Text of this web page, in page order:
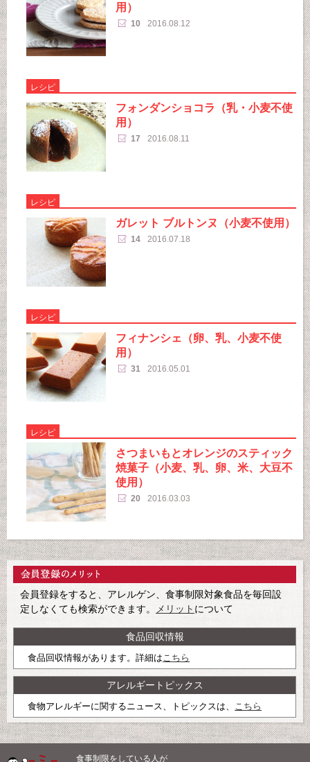
用）
10 2016.08.12
レシピ
フォンダンショコラ（乳・小麦不使
用）
17 2016.08.11
レシピ
ガレット ブルトンヌ（小麦不使用）
14 2016.07.18
レシピ
フィナンシェ（卵、乳、小麦不使
用）
31 2016.05.01
レシピ
さつまいもとオレンジのスティック
焼菓子（小麦、乳、卵、米、大豆不
使用）
20 2016.03.03
会員登録をすると、アレルゲン、食事制限対象食品を毎回設
定しなくても検索ができます。
メリット について
食品回収情報
食品回収情報があります。詳細はこちら
アレルギートピックス
食物アレルギーに関するニュース、トピックスは、 こちら
食事制限をしている人が